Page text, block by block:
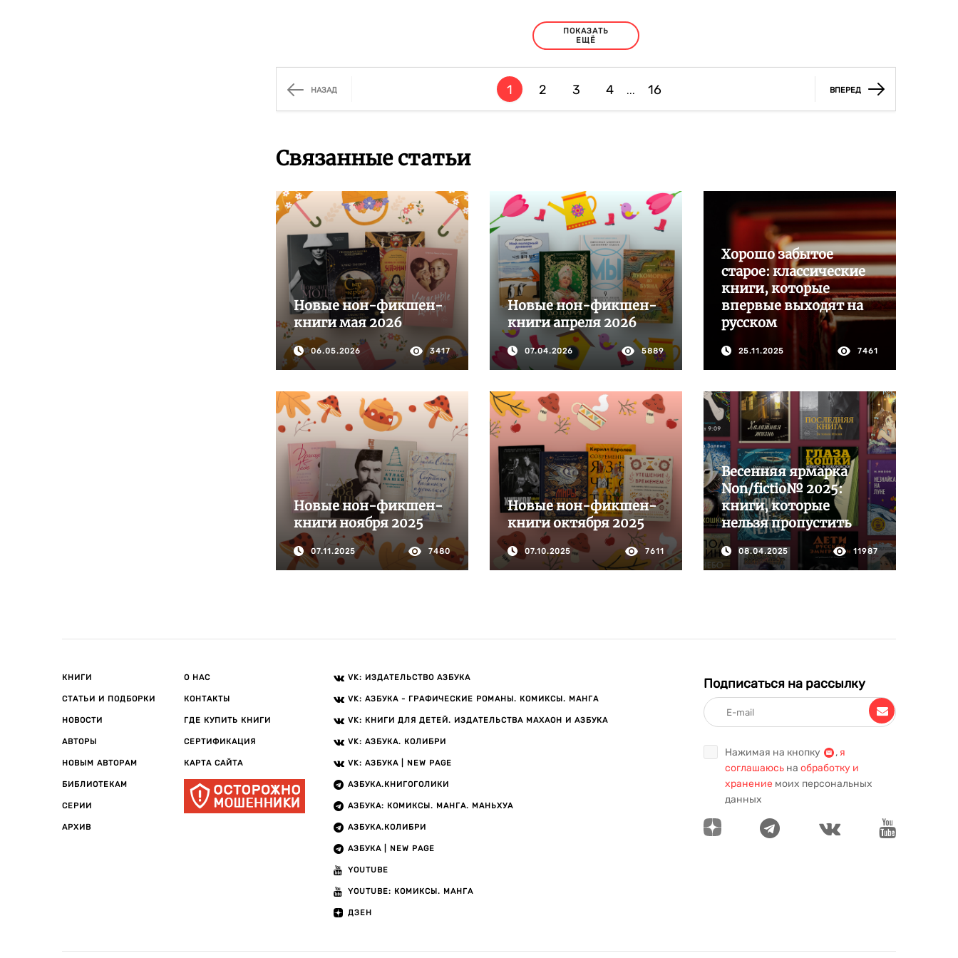
ПОКАЗАТЬ
ЕЩЁ
НАЗАД 1 2 3 4 ... 16 ВПЕРЕД
Связанные статьи
Новые нон-фикшен-
книги мая 2026
06.05.2026 3417
Новые нон-фикшен-
книги апреля 2026
07.04.2026 5889
Хорошо забытое
старое: классические
книги, которые
впервые выходят на
русском
25.11.2025 7461
Новые нон-фикшен-
книги ноября 2025
07.11.2025 7480
Новые нон-фикшен-
книги октября 2025
07.10.2025 7611
Весенняя ярмарка
Non/fictio№ 2025:
книги, которые
нельзя пропустить
08.04.2025 11987
КНИГИ
СТАТЬИ И ПОДБОРКИ
НОВОСТИ
АВТОРЫ
НОВЫМ АВТОРАМ
БИБЛИОТЕКАМ
СЕРИИ
АРХИВ
О НАС
КОНТАКТЫ
ГДЕ КУПИТЬ КНИГИ
СЕРТИФИКАЦИЯ
КАРТА САЙТА
VK: ИЗДАТЕЛЬСТВО АЗБУКА
VK: АЗБУКА - ГРАФИЧЕСКИЕ РОМАНЫ. КОМИКСЫ. МАНГА
VK: КНИГИ ДЛЯ ДЕТЕЙ. ИЗДАТЕЛЬСТВА МАХАОН И АЗБУКА
VK: АЗБУКА. КОЛИБРИ
VK: АЗБУКА | NEW PAGE
АЗБУКА.КНИГОГОЛИКИ
АЗБУКА: КОМИКСЫ. МАНГА. МАНЬХУА
АЗБУКА.КОЛИБРИ
АЗБУКА | NEW PAGE
YOUTUBE
YOUTUBE: КОМИКСЫ. МАНГА
ДЗЕН
Подписаться на рассылку
Нажимая на кнопку , я
соглашаюсь на обработку и
хранение моих персональных
данных